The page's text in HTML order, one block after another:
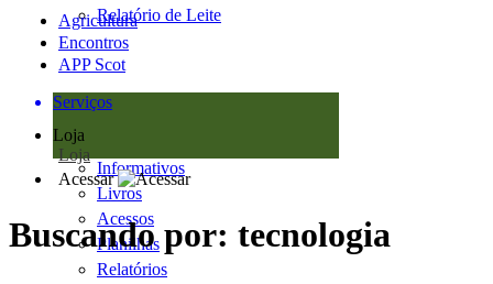
Relatório de Leite
Agricultura
Encontros
APP Scot
Serviços
Loja
Loja
Informativos
Livros
Acessos
Planilhas
Relatórios
Acessar
Buscando por: tecnologia